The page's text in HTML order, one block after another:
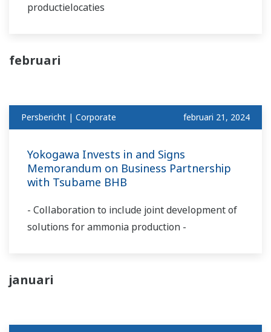
productielocaties
februari
Persbericht | Corporate februari 21, 2024
Yokogawa Invests in and Signs
Memorandum on Business Partnership
with Tsubame BHB
- Collaboration to include joint development of
solutions for ammonia production -
januari